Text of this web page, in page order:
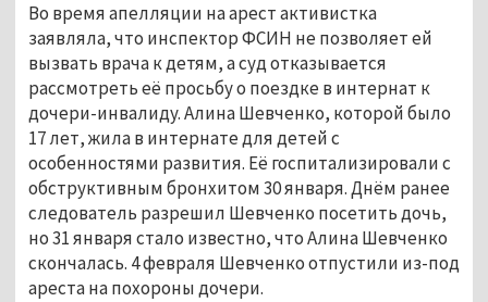
Во время апелляции на арест активистка
заявляла, что инспектор ФСИН не позволяет ей
вызвать врача к детям, а суд отказывается
рассмотреть её просьбу о поездке в интернат к
дочери-инвалиду. Алина Шевченко, которой было
17 лет, жила в интернате для детей с
особенностями развития. Её госпитализировали с
обструктивным бронхитом 30 января. Днём ранее
следователь разрешил Шевченко посетить дочь,
но 31 января стало известно, что Алина Шевченко
скончалась. 4 февраля Шевченко отпустили из-под
ареста на похороны дочери.